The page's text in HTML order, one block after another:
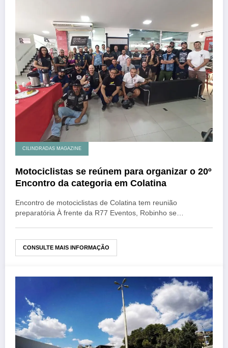
CILINDRADAS MAGAZINE
Motociclistas se reúnem para organizar o 20º
Encontro da categoria em Colatina
Encontro de motociclistas de Colatina tem reunião
preparatória À frente da R77 Eventos, Robinho se…
CONSULTE MAIS INFORMAÇÃO